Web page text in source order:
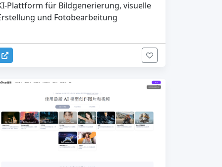
Plattform für Bildgenerierung, visuelle
und Fotobearbeitung